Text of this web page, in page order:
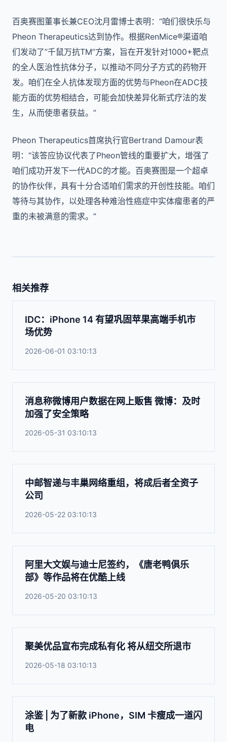
百奥赛图董事长兼CEO沈月雷博士表明：“咱们很快乐与
Pheon Therapeutics达到协作。根据RenMice®渠道咱
们发动了”千鼠万抗TM”方案，旨在开发针对1000+靶点
的全人医治性抗体分子，以推动不同分子方式的药物开
发。咱们在全人抗体发现方面的优势与Pheon在ADC技
能方面的优势相结合，可能会加快差异化新式疗法的发
生，从而使患者获益。”
Pheon Therapeutics首席执行官Bertrand Damour表
明：“该答应协议代表了Pheon管线的重要扩大，增强了
咱们成功开发下一代ADC的才能。百奥赛图是一个超卓
的协作伙伴，具有十分合适咱们需求的开创性技能。咱们
等待与其协作，以处理各种难治性癌症中实体瘤患者的严
重的未被满意的需求。”
相关推荐
IDC：iPhone 14 有望巩固苹果高端手机市
场优势
2026-06-01 03:10:13
消息称微博用户数据在网上贩售 微博：及时
加强了安全策略
2026-05-31 03:10:13
中邮智递与丰巢网络重组，将成后者全资子
公司
2026-05-22 03:10:13
阿里大文娱与迪士尼签约，《唐老鸭俱乐
部》等作品将在优酷上线
2026-05-20 03:10:13
聚美优品宣布完成私有化 将从纽交所退市
2026-05-18 03:10:13
涂鉴 | 为了新款 iPhone，SIM 卡瘦成一道闪
电